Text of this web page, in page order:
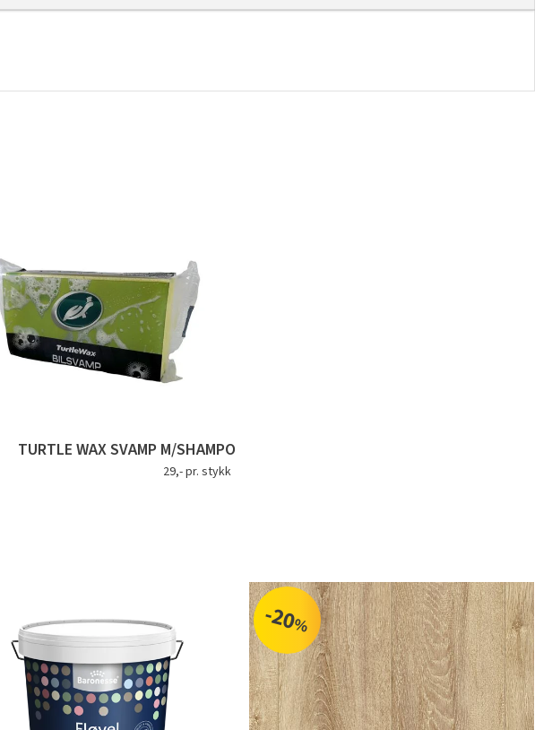
TURTLE WAX SVAMP M/SHAMPO
29,- pr. stykk
-20%